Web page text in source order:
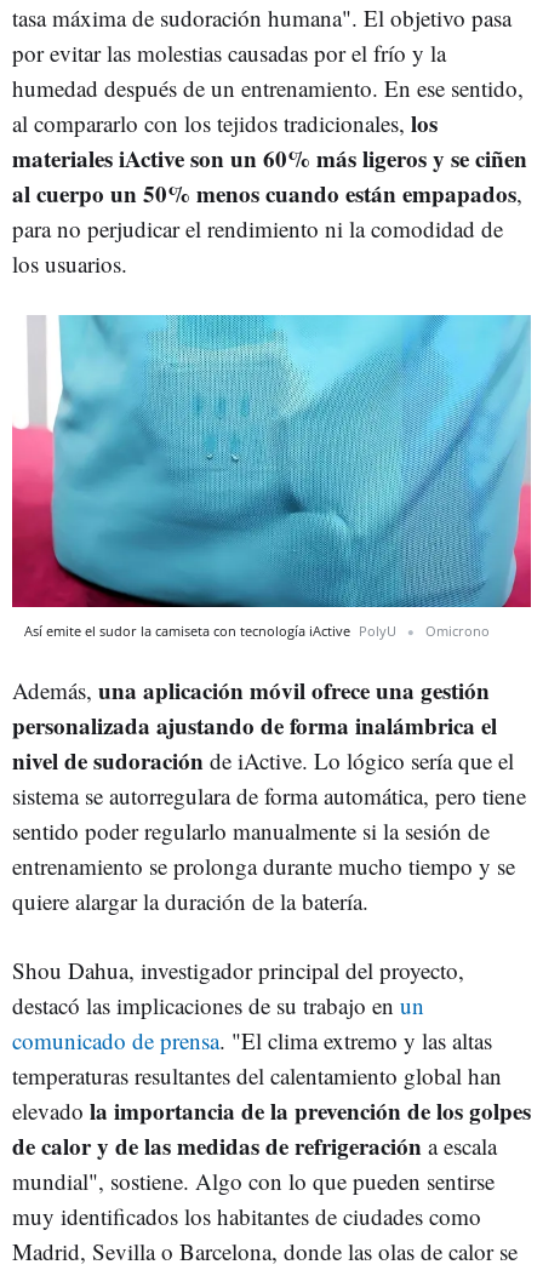
tasa máxima de sudoración humana". El objetivo pasa
por evitar las molestias causadas por el frío y la
humedad después de un entrenamiento. En ese sentido,
al compararlo con los tejidos tradicionales, los
materiales iActive son un 60% más ligeros y se ciñen
al cuerpo un 50% menos cuando están empapados,
para no perjudicar el rendimiento ni la comodidad de
los usuarios.
Así emite el sudor la camiseta con tecnología iActive PolyU Omicrono
Además, una aplicación móvil ofrece una gestión
personalizada ajustando de forma inalámbrica el
nivel de sudoración de iActive. Lo lógico sería que el
sistema se autorregulara de forma automática, pero tiene
sentido poder regularlo manualmente si la sesión de
entrenamiento se prolonga durante mucho tiempo y se
quiere alargar la duración de la batería.
Shou Dahua, investigador principal del proyecto,
destacó las implicaciones de su trabajo en un
comunicado de prensa. "El clima extremo y las altas
temperaturas resultantes del calentamiento global han
elevado la importancia de la prevención de los golpes
de calor y de las medidas de refrigeración a escala
mundial", sostiene. Algo con lo que pueden sentirse
muy identificados los habitantes de ciudades como
Madrid, Sevilla o Barcelona, donde las olas de calor se